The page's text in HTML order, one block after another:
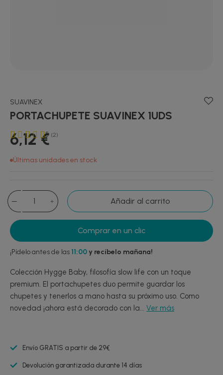
SUAVINEX
PORTACHUPETE SUAVINEX 1UDS
6,12 €
5 (2)
Últimas unidades en stock
Añadir al carrito
Comprar en un clic
¡Pídelo antes de las 11:00y recíbelo mañana!
Colección Hygge Baby, filosofía slow life con un toque
premium. El portachupetes duo permite guardar los
chupetes y tenerlos a mano hasta su próximo uso. Como
novedad ¡ahora está decorado con la... Ver más
Envío GRATIS a partir de 29€
Devolución garantizada durante 14 días